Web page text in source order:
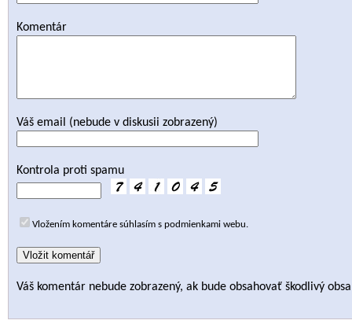
Komentár
Váš email (nebude v diskusii zobrazený)
Kontrola proti spamu
Vložením komentáre súhlasím s podmienkami webu.
Váš komentár nebude zobrazený, ak bude obsahovať škodlivý